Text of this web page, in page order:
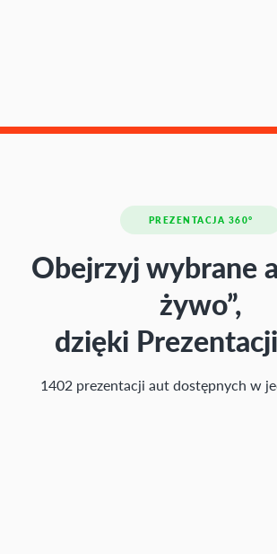
PREZENTACJA 360°
Obejrzyj wybrane
żywo”,
dzięki
1402 prezentacji aut dostępnych w